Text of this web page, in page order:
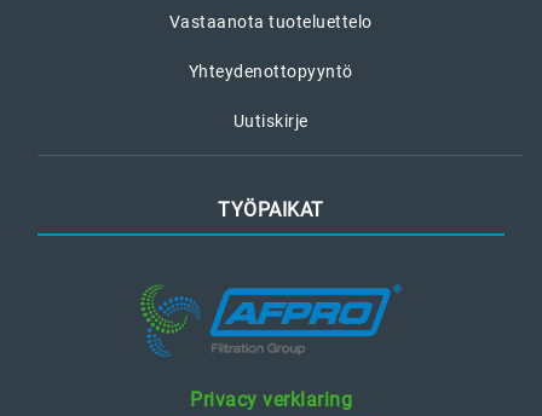
Vastaanota tuoteluettelo
Yhteydenottopyyntö
Uutiskirje
TYÖPAIKAT
Privacy verklaring